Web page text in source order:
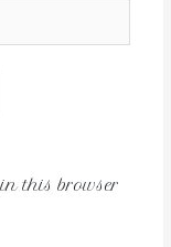
this browser